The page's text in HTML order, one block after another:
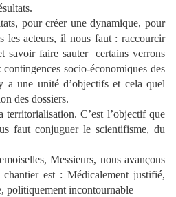
pour créer une dynamique, pour
les acteurs, il nous faut : raccourcir
savoir faire sauter
certains verrons
socio-économiques des
a une unité d’objectifs et cela quel
des dossiers.
territorialisation. C’est l’objectif que
faut conjuguer le scientifisme, du
Messieurs, nous avançons
est : Médicalement justifié,
politiquement incontournable